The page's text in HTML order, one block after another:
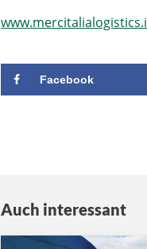
Facebook
Auch interessant